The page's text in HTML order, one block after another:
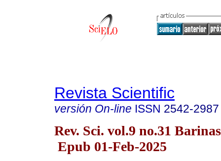
Revista Scientific
versión On-line ISSN 2542-2987
Rev. Sci. vol.9 no.31
Epub 01-Feb-2025